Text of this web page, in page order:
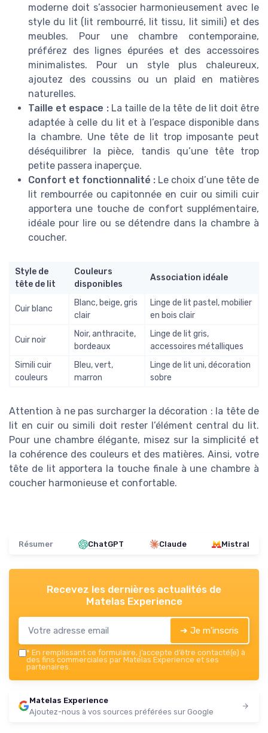
moderne doit s’associer harmonieusement avec le
style du lit (lit rembourré, lit tissu, lit simili) et des
meubles. Pour une chambre contemporaine,
préférez des lignes épurées et des accessoires
minimalistes. Pour un style plus chaleureux,
ajoutez des coussins ou un plaid en matières
naturelles.
Taille et espace :La taille de la tête de lit doit être
adaptée à celle du lit et à l’espace disponible dans
la chambre. Une tête de lit trop imposante peut
déséquilibrer la pièce, tandis qu’une tête trop
petite passera inaperçue.
Confort et fonctionnalité : Le choix d’une tête de
lit rembourrée ou capitonnée en cuir ou simili cuir
apportera une touche de confort supplémentaire,
idéale pour lire ou se détendre dans la chambre à
coucher.
Style de
tête de lit
Couleurs
disponibles
Association idéale
Cuir blanc
Blanc, beige, gris
clair
Linge de lit pastel, mobilier
en bois clair
Cuir noir
Noir, anthracite,
bordeaux
Linge de lit gris,
accessoires métalliques
Simili cuir
couleurs
Bleu, vert,
marron
Linge de lit uni, décoration
sobre
Attention à ne pas surcharger la décoration : la tête de
lit en cuir ou simili doit rester l’élément central du lit.
Pour une chambre élégante, misez sur la simplicité et
la cohérence des couleurs et des matières. Ainsi, votre
tête de lit apportera la touche finale à une chambre à
coucher harmonieuse et confortable.
Résumer ChatGPT Claude Mistral
Recevez les dernières actualités de
Matelas Experience
➔ Je m'inscris
* En remplissant ce formulaire, j’accepte d’être contacté(e) à
des fins commerciales par Matelas Experience et ses
partenaires.
Matelas Experience
Ajoutez-nous à vos sources préférées sur Google